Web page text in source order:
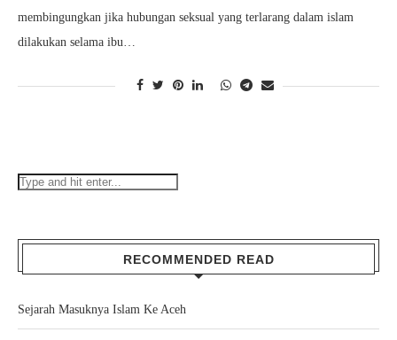
membingungkan jika hubungan seksual yang terlarang dalam islam
dilakukan selama ibu…
RECOMMENDED READ
Sejarah Masuknya Islam Ke Aceh